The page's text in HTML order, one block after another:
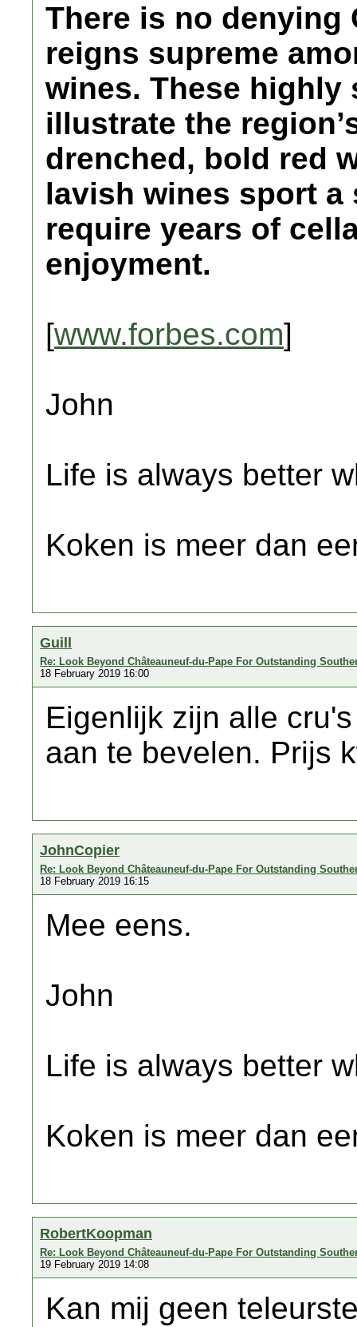
There is no denying
reigns supreme
wines. These highly
illustrate the
drenched, bold red
lavish wines sport a
require years of
enjoyment.
[www.forbes.com]
John
Life is always better
Koken is meer dan
Guill
Re: Look Beyond Châteauneuf-du-Pape For Outstanding
18 February 2019 16:00
Eigenlijk zijn alle
aan te bevelen. Prijs
JohnCopier
Re: Look Beyond Châteauneuf-du-Pape For Outstanding
18 February 2019 16:15
Mee eens.
John
Life is always better
Koken is meer dan
RobertKoopman
Re: Look Beyond Châteauneuf-du-Pape For Outstanding
19 February 2019 14:08
Kan mij geen